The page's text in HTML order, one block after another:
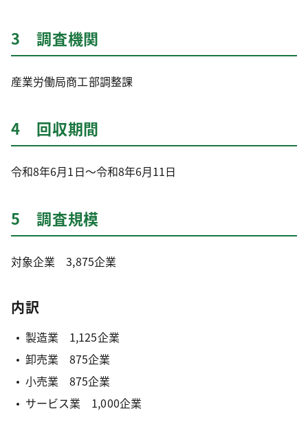
3 調査機関
産業労働局商工部調整課
4 回収期間
令和8年6月1日～令和8年6月11日
5 調査規模
対象企業 3,875企業
内訳
製造業 1,125企業
卸売業 875企業
小売業 875企業
サービス業 1,000企業